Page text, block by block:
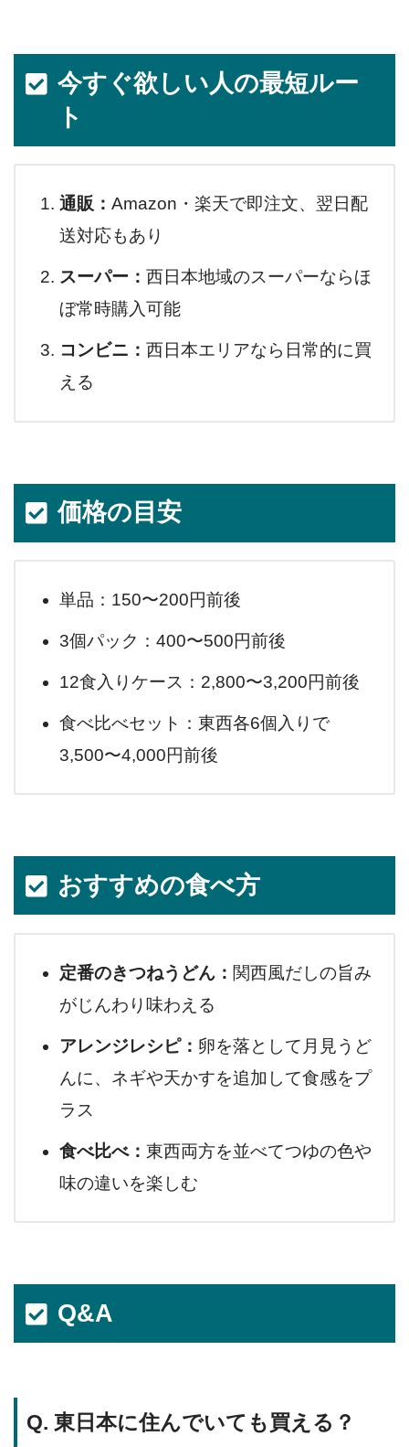
今すぐ欲しい人の最短ルー
ト
通販： Amazon・楽天で即注文、翌日配
送対応もあり
スーパー： 西日本地域のスーパーならほ
ぼ常時購入可能
コンビニ： 西日本エリアなら日常的に買
える
価格の目安
単品：150〜200円前後
3個パック：400〜500円前後
12食入りケース：2,800〜3,200円前後
食べ比べセット：東西各6個入りで
3,500〜4,000円前後
おすすめの食べ方
定番のきつねうどん： 関西風だしの旨み
がじんわり味わえる
アレンジレシピ： 卵を落として月見うど
んに、ネギや天かすを追加して食感をプ
ラス
食べ比べ： 東西両方を並べてつゆの色や
味の違いを楽しむ
Q&A
Q. 東日本に住んでいても買える？